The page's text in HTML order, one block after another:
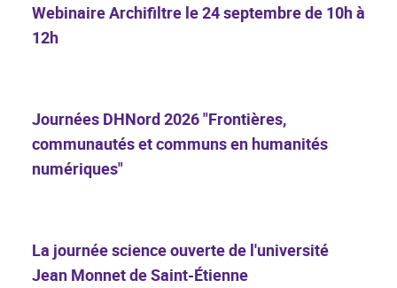
Webinaire Archifiltre le 24 septembre de 10h à
12h
Journées DHNord 2026 "Frontières,
communautés et communs en humanités
numériques"
La journée science ouverte de l'université
Jean Monnet de Saint-Étienne